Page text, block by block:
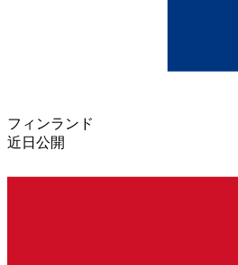
フィンランド
近日公開